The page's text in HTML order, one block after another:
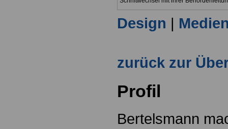
Design |
zurück zur
Profil
Bertelsmann